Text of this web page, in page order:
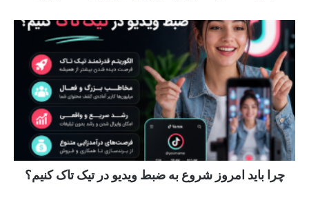
چرا باید امروز شروع به ضبط ویدیو در تیک تاک کنیم؟